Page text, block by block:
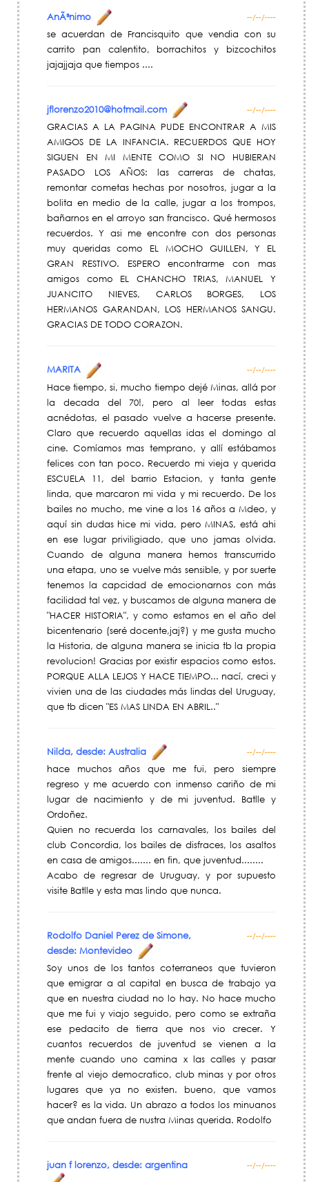
AnÃ³nimo --/--/----
se acuerdan de Francisquito que vendia con su
carrito pan calentito, borrachitos y bizcochitos
jajajjaja que tiempos ....
jflorenzo2010@hotmail.com --/--/----
GRACIAS A LA PAGINA PUDE ENCONTRAR A MIS
AMIGOS DE LA INFANCIA. RECUERDOS QUE HOY
SIGUEN EN MI MENTE COMO SI NO HUBIERAN
PASADO LOS AÑOS: las carreras de chatas,
remontar cometas hechas por nosotros, jugar a la
bolita en medio de la calle, jugar a los trompos,
bañarnos en el arroyo san francisco. Qué hermosos
recuerdos. Y asi me encontre con dos personas
muy queridas como EL MOCHO GUILLEN, Y EL
GRAN RESTIVO. ESPERO encontrarme con mas
amigos como EL CHANCHO TRIAS, MANUEL Y
JUANCITO NIEVES, CARLOS BORGES, LOS
HERMANOS GARANDAN, LOS HERMANOS SANGU.
GRACIAS DE TODO CORAZON.
MARITA --/--/----
Hace tiempo, si, mucho tiempo dejé Minas, allá por
la decada del 70!, pero al leer todas estas
acnédotas, el pasado vuelve a hacerse presente.
Claro que recuerdo aquellas idas el domingo al
cine. Comíamos mas temprano, y allí estábamos
felices con tan poco. Recuerdo mi vieja y querida
ESCUELA 11, del barrio Estacion, y tanta gente
linda, que marcaron mi vida y mi recuerdo. De los
bailes no mucho, me vine a los 16 años a Mdeo, y
aquí sin dudas hice mi vida, pero MINAS, está ahi
en ese lugar priviligiado, que uno jamas olvida.
Cuando de alguna manera hemos transcurrido
una etapa, uno se vuelve más sensible, y por suerte
tenemos la capcidad de emocionarnos con más
facilidad tal vez, y buscamos de alguna manera de
"HACER HISTORIA", y como estamos en el año del
bicentenario (seré docente,jaj?) y me gusta mucho
la Historia, de alguna manera se inicia tb la propia
revolucion! Gracias por existir espacios como estos.
PORQUE ALLA LEJOS Y HACE TIEMPO... nací, creci y
vivien una de las ciudades más lindas del Uruguay,
que tb dicen "ES MAS LINDA EN ABRIL.."
Nilda, desde: Australia --/--/----
hace muchos años que me fui, pero siempre
regreso y me acuerdo con inmenso cariño de mi
lugar de nacimiento y de mi juventud. Batlle y
Ordoñez.
Quien no recuerda los carnavales, los bailes del
club Concordia, los bailes de disfraces, los asaltos
en casa de amigos....... en fin, que juventud........
Acabo de regresar de Uruguay, y por supuesto
visite Batlle y esta mas lindo que nunca.
Rodolfo Daniel Perez de Simone,
desde: Montevideo
--/--/----
Soy unos de los tantos coterraneos que tuvieron
que emigrar a al capital en busca de trabajo ya
que en nuestra ciudad no lo hay. No hace mucho
que me fui y viajo seguido, pero como se extraña
ese pedacito de tierra que nos vio crecer. Y
cuantos recuerdos de juventud se vienen a la
mente cuando uno camina x las calles y pasar
frente al viejo democratico, club minas y por otros
lugares que ya no existen. bueno, que vamos
hacer? es la vida. Un abrazo a todos los minuanos
que andan fuera de nustra Minas querida. Rodolfo
juan f lorenzo, desde: argentina --/--/----